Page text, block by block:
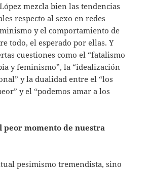
mezcla bien las tendencias
respecto al sexo en redes
y el comportamiento de
todo, el esperado por ellas. Y
cuestiones como el “fatalismo
y feminismo”, la “idealización
y la dualidad entre el “los
y el “podemos amar a los
peor momento de nuestra
pesimismo tremendista, sino